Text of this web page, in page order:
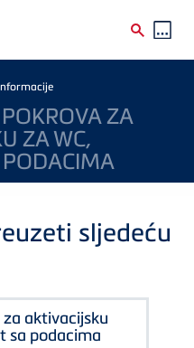
ZA
ZA WC,
PODACIMA
sljedeću
aktivacijsku
sa podacima